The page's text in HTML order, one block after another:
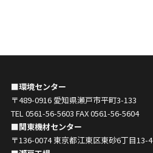
■環境センター
〒489-0916 愛知県瀬戸市平町3-133
TEL 0561-56-5603 FAX 0561-56-5604
■関東機材センター
〒136-0074 東京都江東区東砂6丁目13-4